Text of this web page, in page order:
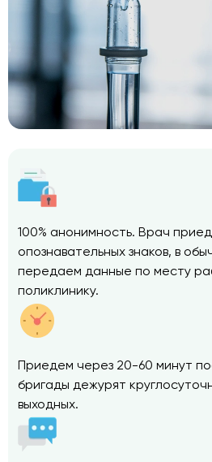
100% анонимность. Врач
опознавательных знаков, в
передаем данные по месту
поликлинику.
Приедем через 20-60 минут
бригады дежурят
выходных.